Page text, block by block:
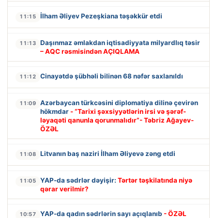
11:15 İlham Əliyev Pezeşkiana təşəkkür etdi
11:13
Daşınmaz əmlakdan iqtisadiyyata milyardlıq təsir
– AQC rəsmisindən AÇIQLAMA
11:12 Cinayətdə şübhəli bilinən 68 nəfər saxlanıldı
11:09
Azərbaycan türkcəsini diplomatiya dilinə çevirən
hökmdar - “Tarixi şəxsiyyətlərin irsi və şərəf-
ləyaqəti qanunla qorunmalıdır”- Təbriz Ağayev-
ÖZƏL
11:08 Litvanın baş naziri İlham Əliyevə zəng etdi
11:05 YAP-da sədrlər dəyişir: Tərtər təşkilatında niyə
qərar verilmir?
10:57 YAP-da qadın sədrlərin sayı açıqlanıb - ÖZƏL